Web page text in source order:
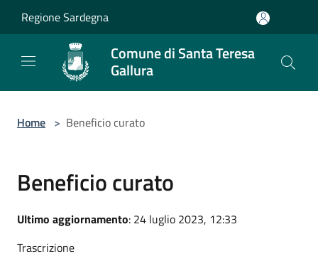
Regione Sardegna
Comune di Santa Teresa
Gallura
Home > Beneficio curato
Beneficio curato
Ultimo aggiornamento: 24 luglio 2023, 12:33
Trascrizione